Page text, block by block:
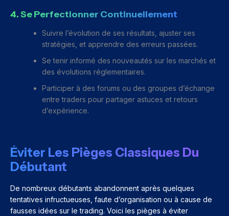
4. Se Perfectionner Continuellement
Suivre l’évolution de ses résultats, ajuster ses
stratégies, et apprendre des erreurs passées.
Se tenir informé des nouveautés sur les marchés et
des évolutions réglementaires.
Participer à des forums ou des groupes d’échange
entre traders pour partager astuces et retours
d’expérience.
Éviter Les Pièges Classiques Du
Débutant
De nombreux débutants abandonnent après quelques
tentatives infructueuses, faute d’organisation ou à cause de
fausses idées sur le trading. Voici les pièges à éviter